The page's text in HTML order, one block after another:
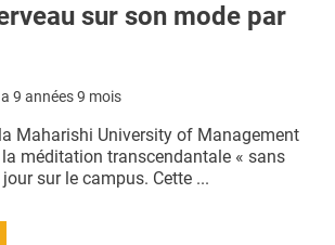
sur son mode par
9 années 9 mois
Maharishi University of Management
méditation transcendantale « sans
sur le campus. Cette ...